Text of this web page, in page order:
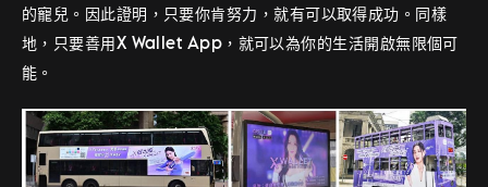
的寵兒。因此證明，只要你肯努力，就有可以取得成功。同樣
地，只要善用X Wallet App，就可以為你的生活開啟無限個可
能。